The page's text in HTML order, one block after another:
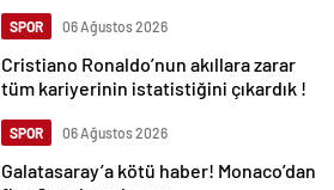
SPOR 06 Ağustos 2026
Cristiano Ronaldo’nun akıllara zarar
tüm kariyerinin istatistiğini çıkardık !
SPOR 06 Ağustos 2026
Galatasaray’a kötü haber! Monaco’dan